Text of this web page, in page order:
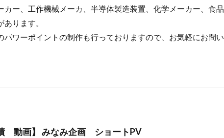
ー、工作機械メーカ、半導体製造装置、化学メーカー、食品
ります。
ワーポイントの制作も行っておりますので、お気軽にお問い
績 動画】 みなみ企画 ショートPV